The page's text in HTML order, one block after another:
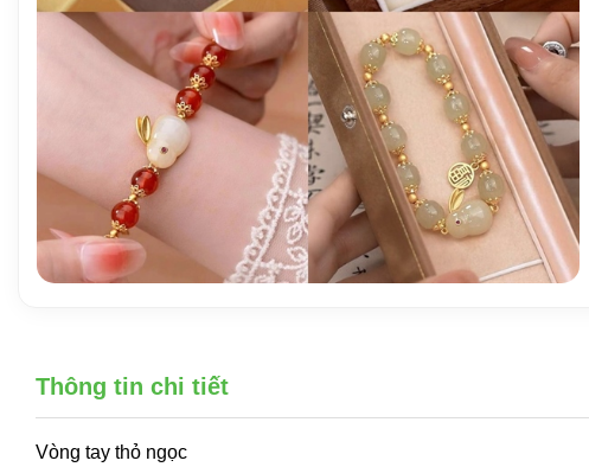
Thông tin chi tiết
Vòng tay thỏ ngọc